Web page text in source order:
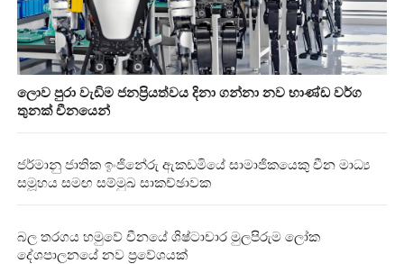
ලොව පුරා වැඩිම ජනප්‍රියත්වය දිනා ගන්නා නව භාණ්ඩ වර්ග
තුනක් චීනයෙන්
ජර්මානු ජාතික ඉංජිනේරු ඇකඩමියේ සාමාජිකයෙකු‍ චීන මාධ්‍ය
සමූහය සමඟ සම්මුඛ සාකච්ඡාවක
බල තරගය හමුවේ චීනයේ ශිෂ්ටාචාර මුලපිරුම ලෝක
දේශපාලනයේ නව ප්‍රවේශයක්